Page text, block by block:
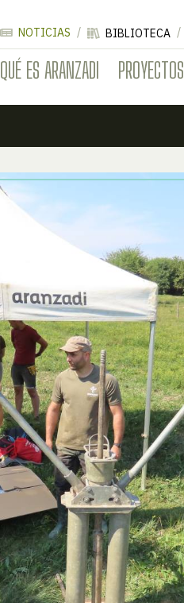
QUÉ ES ARANZADI PROYECTOS
NOTICIAS BIBLIOTECA